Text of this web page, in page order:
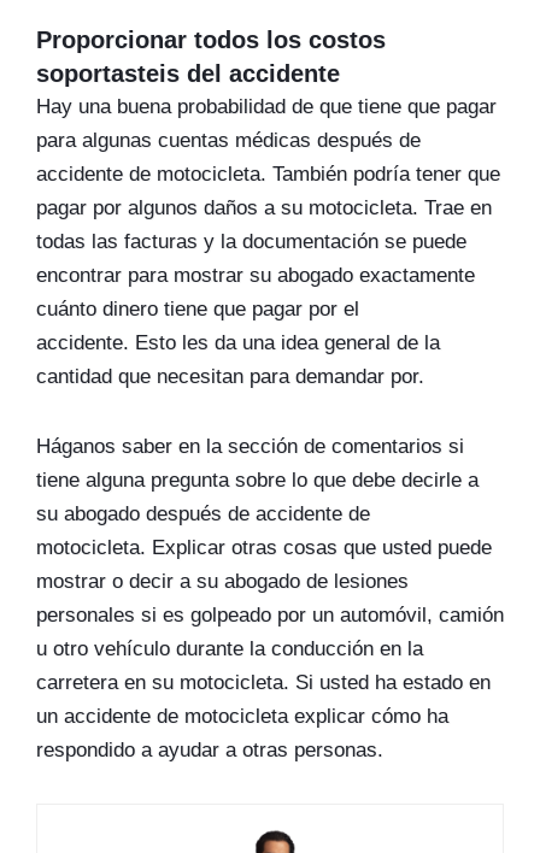
Proporcionar todos los costos
soportasteis del accidente
Hay una buena probabilidad de que tiene que pagar
para algunas cuentas médicas después de
accidente de motocicleta. También podría tener que
pagar por algunos daños a su motocicleta. Trae en
todas las facturas y la documentación se puede
encontrar para mostrar su abogado exactamente
cuánto dinero tiene que pagar por el
accidente. Esto les da una idea general de la
cantidad que necesitan para demandar por.
Háganos saber en la sección de comentarios si
tiene alguna pregunta sobre lo que debe decirle a
su abogado después de accidente de
motocicleta. Explicar otras cosas que usted puede
mostrar o decir a su abogado de lesiones
personales si es golpeado por un automóvil, camión
u otro vehículo durante la conducción en la
carretera en su motocicleta. Si usted ha estado en
un accidente de motocicleta explicar cómo ha
respondido a ayudar a otras personas.